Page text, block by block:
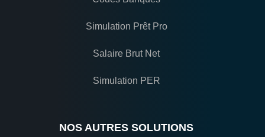
Simulation Prêt Pro
Salaire Brut Net
Simulation PER
NOS AUTRES SOLUTIONS